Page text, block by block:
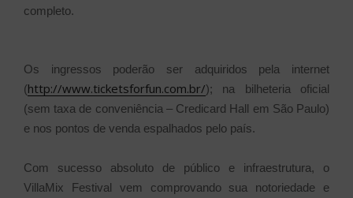
completo.
Os ingressos poderão ser adquiridos pela internet
(http://www.ticketsforfun.com.br/); na bilheteria oficial
(sem taxa de conveniência – Credicard Hall em São Paulo)
e nos pontos de venda espalhados pelo país.
Com sucesso absoluto de público e infraestrutura, o
VillaMix Festival vem comprovando sua notoriedade e